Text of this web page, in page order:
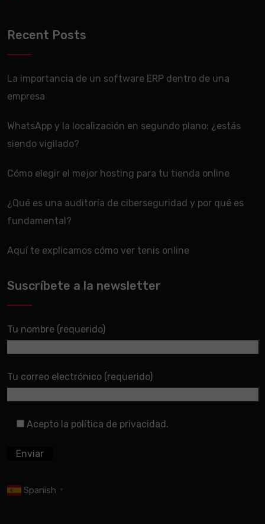
Recent Posts
La importancia de un software ERP dentro de una
empresa
WhatsApp y la localización en segundo plano: ¿estás
siendo vigilado?
Cómo elegir el mejor hosting para tu tienda online
¿Qué es una auditoría de ciberseguridad y por qué es
fundamental?
Aquí te explicamos cómo ver tenis online
Suscríbete a la newsletter
Tu nombre (requerido)
Tu correo electrónico (requerido)
Acepto la política de privacidad.
Spanish ▼